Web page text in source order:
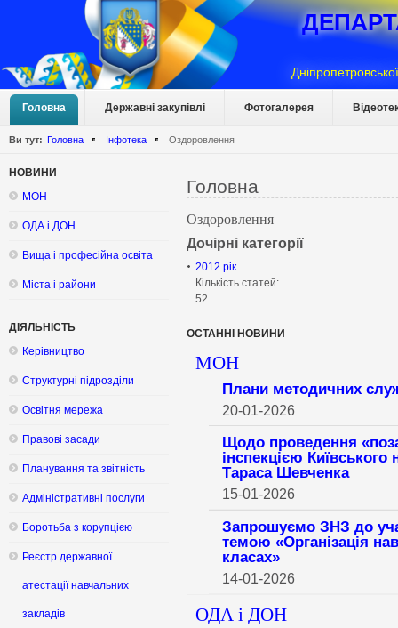
Головна Державні закупівлі Фотогалерея
Ви тут: Головна Інфотека Оздоровлення
НОВИНИ
МОН
ОДА і ДОН
Вища і професійна освіта
Міста і райони
ДІЯЛЬНІСТЬ
Керівництво
Структурні підрозділи
Освітня мережа
Правові засади
Планування та звітність
Адміністративні послуги
Боротьба з корупцією
Реєстр державної
атестації навчальних
закладів
Головна
Оздоровлення
Дочірні категорії
2012 рік
Кількість статей:
52
ОСТАННІ НОВИНИ
МОН
Плани методичних
20-01-2026
Щодо проведення
інспекцією Київського
Тараса Шевченка
15-01-2026
Запрошуємо ЗНЗ до
темою «Організація
класах»
14-01-2026
ОДА і ДОН